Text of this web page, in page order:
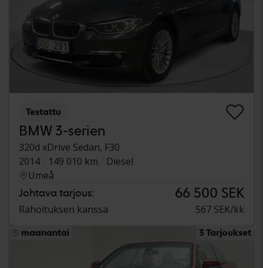
Testattu
BMW 3-serien
320d xDrive Sedan, F30
2014
149 010 km
Diesel
Umeå
Johtava tarjous: 66 500 SEK
Rahoituksen kanssa 567 SEK/kk
maanantai 3 Tarjoukset